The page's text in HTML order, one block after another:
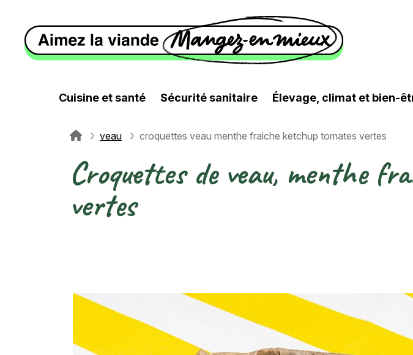
Cuisine et santé Sécurité sanitaire Élevage, climat et bien-
Fil d'Ariane
veau croquettes veau menthe fraiche ketchup tomates vertes
Croquettes de veau, menthe
vertes